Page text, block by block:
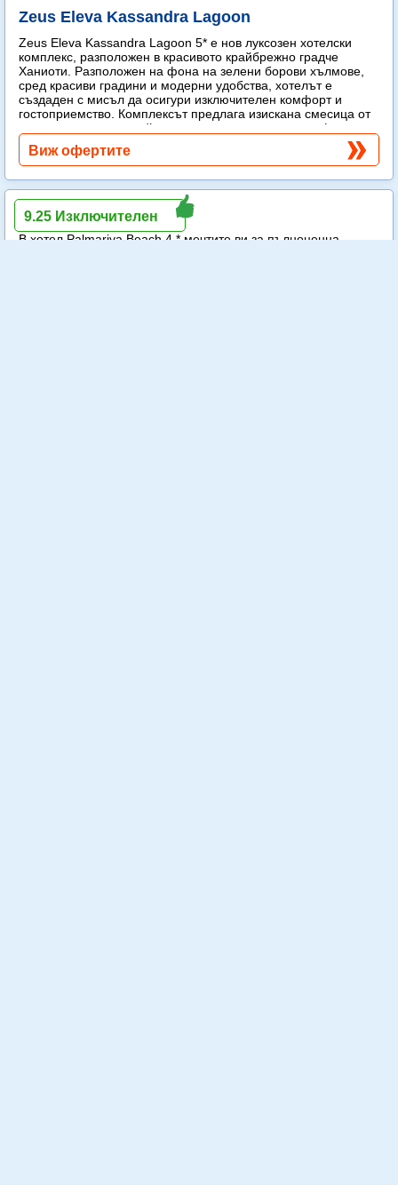
Zeus Eleva Kassandra Lagoon
Zeus Eleva Kassandra Lagoon 5* е нов луксозен хотелски
комплекс, разположен в красивото крайбрежно градче
Ханиоти. Разположен на фона на зелени борови хълмове,
сред красиви градини и модерни удобства, хотелът е
създаден с мисъл да осигури изключителен комфорт и
гостоприемство. Комплексът предлага изискана смесица от
модерен лукс и спокойна средиземноморска атмосфера.
Още...
Виж офертите
Palmariva Beach
В хотел Palmariva Beach 4 * мечтите ви за пълноценна
9.25 Изключителен